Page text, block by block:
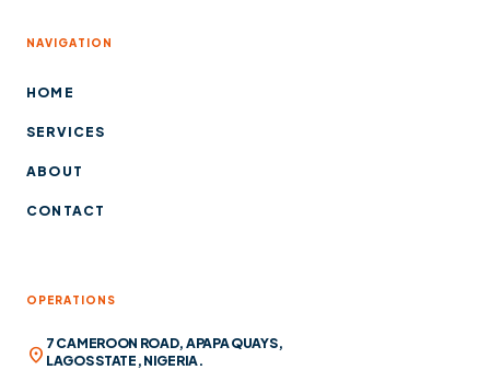
NAVIGATION
HOME
SERVICES
ABOUT
CONTACT
OPERATIONS
location_on 7 CAMEROON ROAD, APAPA QUAYS,
LAGOS STATE, NIGERIA.